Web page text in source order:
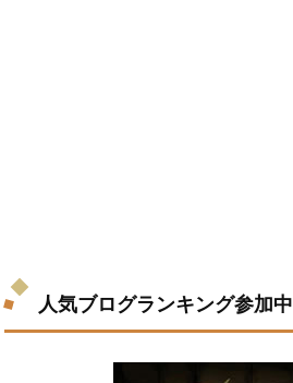
人気ブログランキング参加中